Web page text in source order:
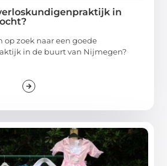
in
op zoek naar een goede
in de buurt van Nijmegen?